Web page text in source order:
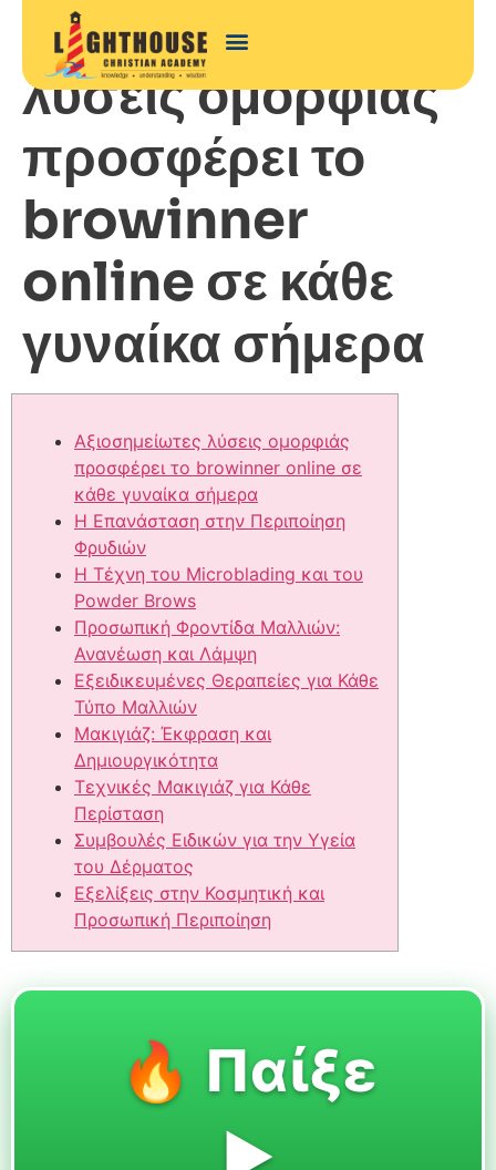
Αξιοσημείωτες
λύσεις ομορφιάς
προσφέρει το
browinner
online σε κάθε
γυναίκα σήμερα
Αξιοσημείωτες λύσεις ομορφιάς
προσφέρει το browinner online σε
κάθε γυναίκα σήμερα
Η Επανάσταση στην Περιποίηση
Φρυδιών
Η Τέχνη του Microblading και του
Powder Brows
Προσωπική Φροντίδα Μαλλιών:
Ανανέωση και Λάμψη
Εξειδικευμένες Θεραπείες για Κάθε
Τύπο Μαλλιών
Μακιγιάζ: Έκφραση και
Δημιουργικότητα
Τεχνικές Μακιγιάζ για Κάθε
Περίσταση
Συμβουλές Ειδικών για την Υγεία
του Δέρματος
Εξελίξεις στην Κοσμητική και
Προσωπική Περιποίηση
🔥 Παίξε